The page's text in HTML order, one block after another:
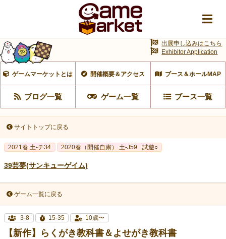
ゲームマーケットとは 開催概要＆アクセス ブース＆ホールMAP
ブログ一覧 ゲーム一覧 ブース一覧
出展申し込みはこちら
Exhibitor Application
サイトトップに戻る
2021春 土-チ34 2020春（開催自粛） 土-J59 試遊○
39芸夢(サンキューゲイム)
ゲーム一覧に戻る
3-8 15-35 10歳〜
【新作】らくがき教科書＆よせがき教科書